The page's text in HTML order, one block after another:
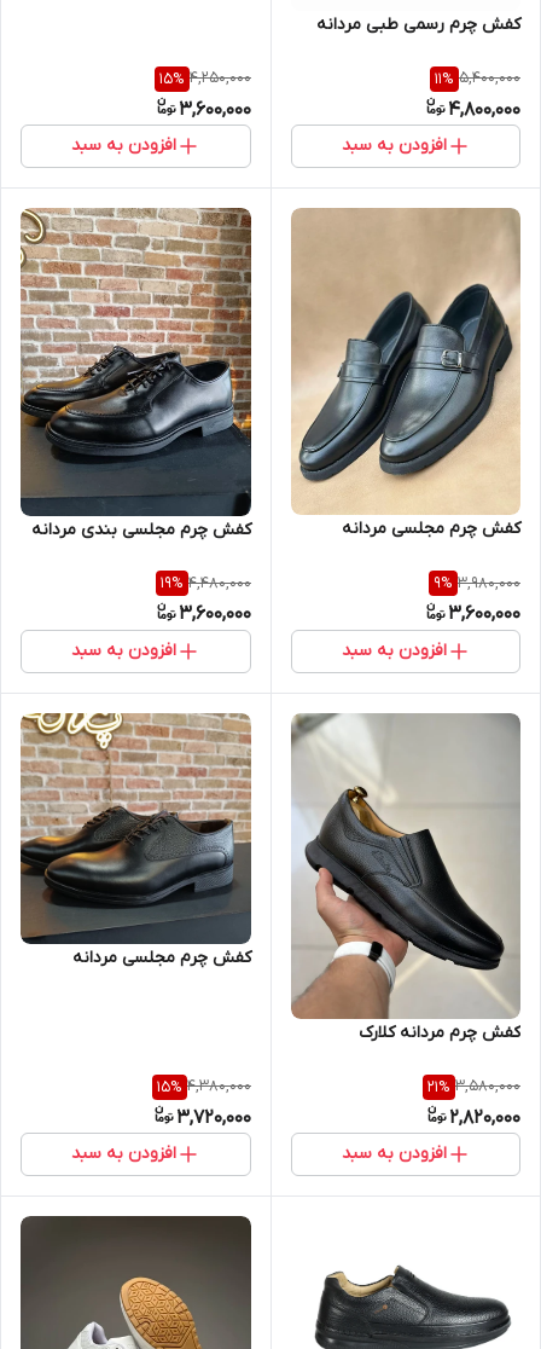
کفش چرم رسمی طبی مردانه
5,400,000
11%
4,800,000
افزودن به سبد
4,250,000
15%
3,600,000
افزودن به سبد
کفش چرم مجلسی مردانه
3,980,000
9%
3,600,000
افزودن به سبد
کفش چرم مجلسی بندی مردانه
4,480,000
19%
3,600,000
افزودن به سبد
کفش چرم مردانه کلارک
3,580,000
21%
2,820,000
افزودن به سبد
کفش چرم مجلسی مردانه
4,380,000
15%
3,720,000
افزودن به سبد